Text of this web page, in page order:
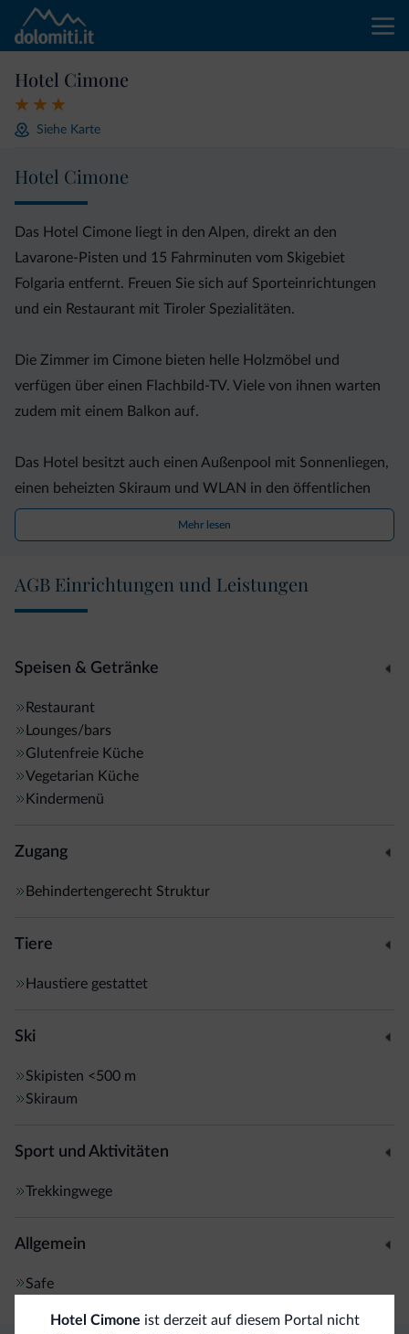
Hotel Cimone
Siehe Karte
Hotel Cimone
Das Hotel Cimone liegt in den Alpen, direkt an den
Lavarone-Pisten und 15 Fahrminuten vom Skigebiet
Folgaria entfernt. Freuen Sie sich auf Sporteinrichtungen
und ein Restaurant mit Tiroler Spezialitäten.
Die Zimmer im Cimone bieten helle Holzmöbel und
verfügen über einen Flachbild-TV. Viele von ihnen warten
zudem mit einem Balkon auf.
Das Hotel besitzt auch einen Außenpool mit Sonnenliegen,
einen beheizten Skiraum und WLAN in den öffentlichen
Bereichen. Alle diese Annehmlichkeiten nutzen Sie
kostenfrei.
Das Cimone Hotel liegt rund 40 Fahrminuten von Trento
entfernt und bietet kostenlose Parkplätze. Zum Gardasee
Mehr lesen
AGB Einrichtungen und Leistungen
Speisen & Getränke
Restaurant
Lounges/bars
Glutenfreie Küche
Vegetarian Küche
Kindermenü
Zugang
Behindertengerecht Struktur
Tiere
Haustiere gestattet
Ski
Skipisten <500 m
Skiraum
Sport und Aktivitäten
Trekkingwege
Allgemein
Safe
Hotel Cimone ist derzeit auf diesem Portal nicht